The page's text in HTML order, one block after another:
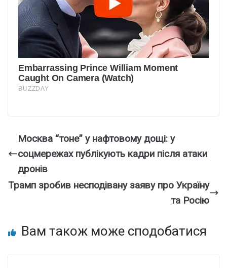
Москва “тоне” у нафтовому дощі: у
соцмережах публікують кадри після атаки
дронів
Трамп зробив несподівану заяву про Україну
та Росію
Вам також може сподобатися